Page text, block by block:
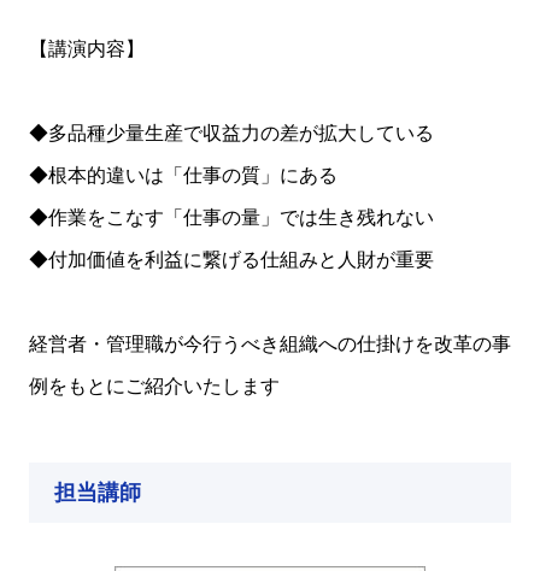
【講演内容】
◆多品種少量生産で収益力の差が拡大している
◆根本的違いは「仕事の質」にある
◆作業をこなす「仕事の量」では生き残れない
◆付加価値を利益に繋げる仕組みと人財が重要
経営者・管理職が今行うべき組織への仕掛けを改革の事
例をもとにご紹介いたします
担当講師